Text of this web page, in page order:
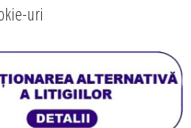
uri